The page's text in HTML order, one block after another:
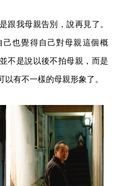
跟我母親告別，說再見了。
也覺得自己對母親這個概
不是說以後不拍母親，而是
有不一樣的母親形象了。